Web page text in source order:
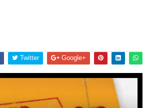
Twitter Google+